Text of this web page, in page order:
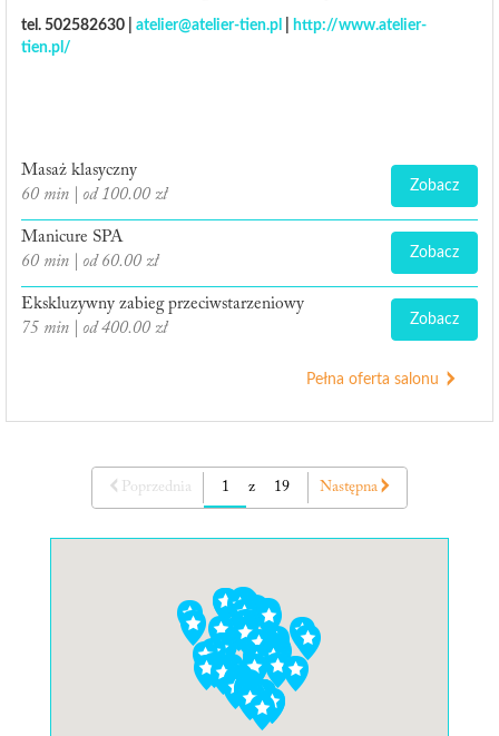
tel. 502582630 | atelier@atelier-tien.pl
http://www.atelier-
tien.pl/
Zobacz
Masaż klasyczny
60 min | od 100.00 zł
Zobacz
Manicure SPA
60 min | od 60.00 zł
Zobacz
Ekskluzywny zabieg przeciwstarzeniowy
75 min | od 400.00 zł
Pełna oferta salonu
Poprzednia 1 z 19 Następna